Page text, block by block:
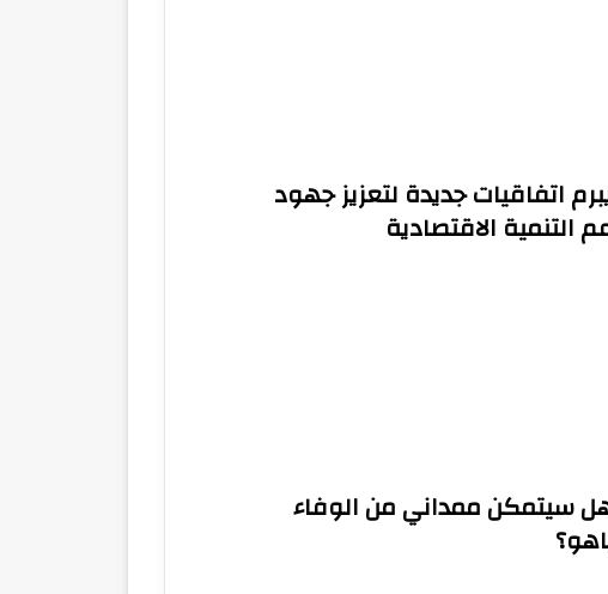
اتفاقيات جديدة لتعزيز جهود
التنمية الاقتصادية
سيتمكن ممداني من الوفاء